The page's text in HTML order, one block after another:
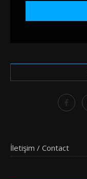
İletişim / Contact